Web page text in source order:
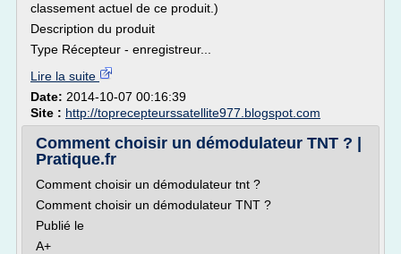
classement actuel de ce produit.)
Description du produit
Type Récepteur - enregistreur...
Lire la suite
Date: 2014-10-07 00:16:39
Site : http://toprecepteurssatellite977.blogspot.com
Comment choisir un démodulateur TNT ? |
Pratique.fr
Comment choisir un démodulateur tnt ?
Comment choisir un démodulateur TNT ?
Publié le
A+